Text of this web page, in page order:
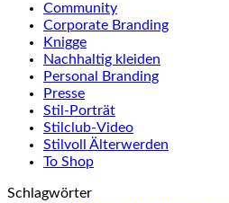
Community
Corporate Branding
Knigge
Nachhaltig kleiden
Personal Branding
Presse
Stil-Porträt
Stilclub-Video
Stilvoll Älterwerden
To Shop
Schlagwörter